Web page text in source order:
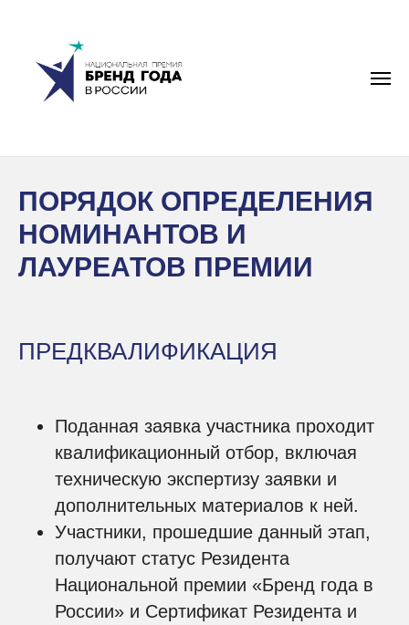
ПОРЯДОК ОПРЕДЕЛЕНИЯ
НОМИНАНТОВ И
ЛАУРЕАТОВ ПРЕМИИ
ПРЕДКВАЛИФИКАЦИЯ
Поданная заявка участника проходит
квалификационный отбор, включая
техническую экспертизу заявки и
дополнительных материалов к ней.
Участники, прошедшие данный этап,
получают статус Резидента
Национальной премии «Бренд года в
России» и Сертификат Резидента и